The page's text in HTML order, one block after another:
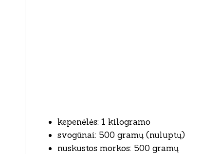
kepenėlės: 1 kilogramo
svogūnai: 500 gramų (nuluptų)
nuskustos morkos: 500 gramų